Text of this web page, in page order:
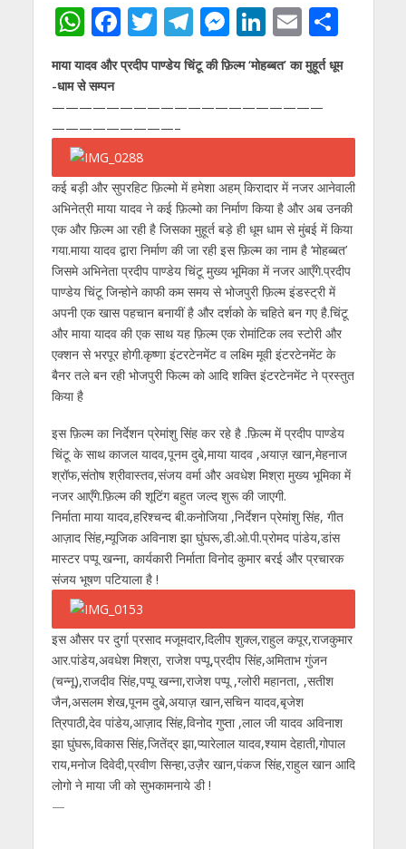
W
h
at
s
A
p
p
F
ac
e
b
o
o
k
T
w
itt
er
T
el
e
gr
a
m
M
e
ss
e
n
g
er
Li
n
k
e
dI
n
E
m
ai
l
S
h
ar
माया यादव और प्रदीप पाण्डेय चिंटू की फ़िल्म ‘मोहब्बत’ का मुहूर्त धूम
-धाम से सम्पन
————————————————————
—————————–
कई बड़ी और सुपरहिट फ़िल्मो में हमेशा अहम् किरादार में नजर आनेवाली
अभिनेत्री माया यादव ने कई फ़िल्मो का निर्माण किया है और अब उनकी
एक और फ़िल्म आ रही है जिसका मुहूर्त बड़े ही धूम धाम से मुंबई में किया
गया.माया यादव द्वारा निर्माण की जा रही इस फ़िल्म का नाम है ‘मोहब्बत’
जिसमे अभिनेता प्रदीप पाण्डेय चिंटू मुख्य भूमिका में नजर आएँगे.प्रदीप
पाण्डेय चिंटू जिन्होने काफी कम समय से भोजपुरी फ़िल्म इंडस्ट्री में
अपनी एक खास पहचान बनायीं है और दर्शको के चहिते बन गए है.चिंटू
और माया यादव की एक साथ यह फ़िल्म एक रोमांटिक लव स्टोरी और
एक्शन से भरपूर होगी.कृष्णा इंटरटेनमेंट व लक्ष्मि मूवी इंटरटेनमेंट के
बैनर तले बन रही भोजपुरी फिल्म को आदि शक्ति इंटरटेनमेंट ने प्रस्तुत
किया है
इस फ़िल्म का निर्देशन प्रेमांशु सिंह कर रहे है .फ़िल्म में प्रदीप पाण्डेय
चिंटू के साथ काजल यादव,पूनम दुबे,माया यादव ,अयाज़ खान,मेहनाज
श्रॉफ,संतोष श्रीवास्तव,संजय वर्मा और अवधेश मिश्रा मुख्य भूमिका में
नजर आएँगे.फ़िल्म की शूटिंग बहुत जल्द शुरू की जाएगी.
निर्माता माया यादव,हरिश्चन्द बी.कनोजिया ,निर्देशन प्रेमांशु सिंह, गीत
आज़ाद सिंह,म्यूजिक अविनाश झा घुंघरू,डी.ओ.पी.प्रोमद पांडेय,डांस
मास्टर पप्पू खन्ना, कार्यकारी निर्माता विनोद कुमार बरई और प्रचारक
संजय भूषण पटियाला है !
इस औसर पर दुर्गा प्रसाद मजूमदार,दिलीप शुक्ल,राहुल कपूर,राजकुमार
आर.पांडेय,अवधेश मिश्रा, राजेश पप्पू,प्रदीप सिंह,अमिताभ गुंजन
(चन्नू),राजदीव सिंह,पप्पू खन्ना,राजेश पप्पू ,ग्लोरी महानता, ,सतीश
जैन,असलम शेख,पूनम दुबे,अयाज़ खान,सचिन यादव,बृजेश
त्रिपाठी,देव पांडेय,आज़ाद सिंह,विनोद गुप्ता ,लाल जी यादव अविनाश
झा घुंघरू,विकास सिंह,जितेंद्र झा,प्यारेलाल यादव,श्याम देहाती,गोपाल
राय,मनोज दिवेदी,प्रवीण सिन्हा,उज़ैर खान,पंकज सिंह,राहुल खान आदि
लोगो ने माया जी को सुभकामनाये डी !
—